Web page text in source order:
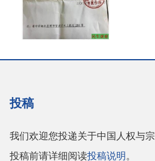
投稿
我们欢迎您投递关于中国人权与
投稿前请详细阅读投稿说明。